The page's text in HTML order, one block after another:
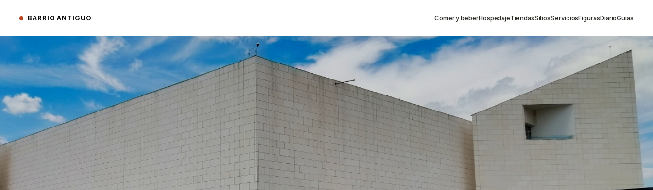
BARRIO ANTIGUO Comer y beberHospedajeTiendasSitiosServiciosFigurasDiarioGuías